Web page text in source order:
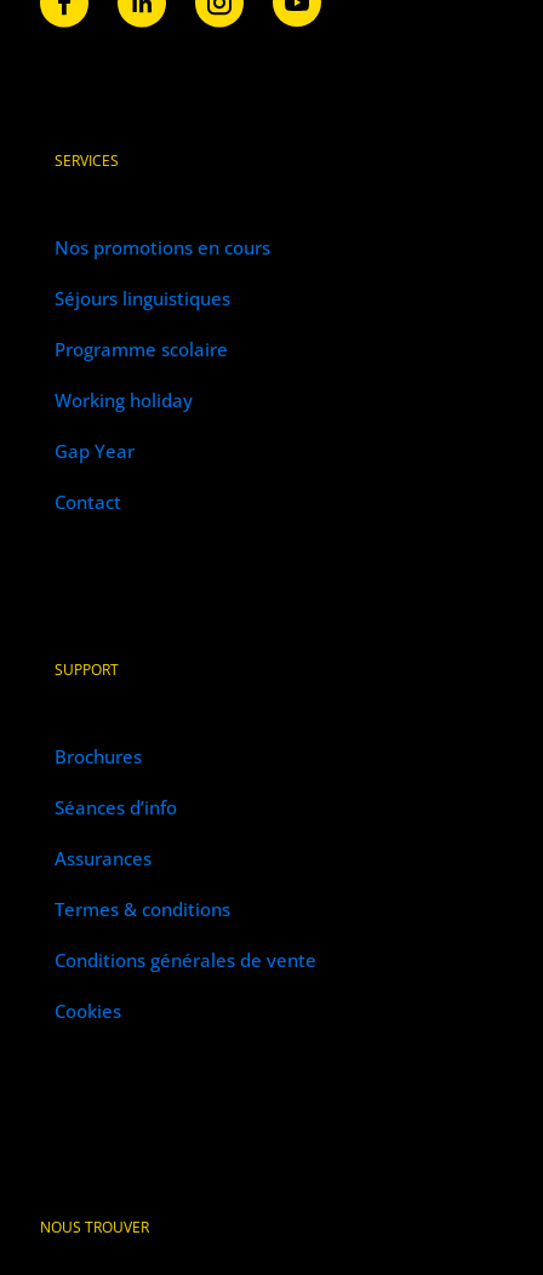
SERVICES
Nos promotions en cours
Séjours linguistiques
Programme scolaire
Working holiday
Gap Year
Contact
SUPPORT
Brochures
Séances d’info
Assurances
Termes & conditions
Conditions générales de vente
Cookies
NOUS TROUVER